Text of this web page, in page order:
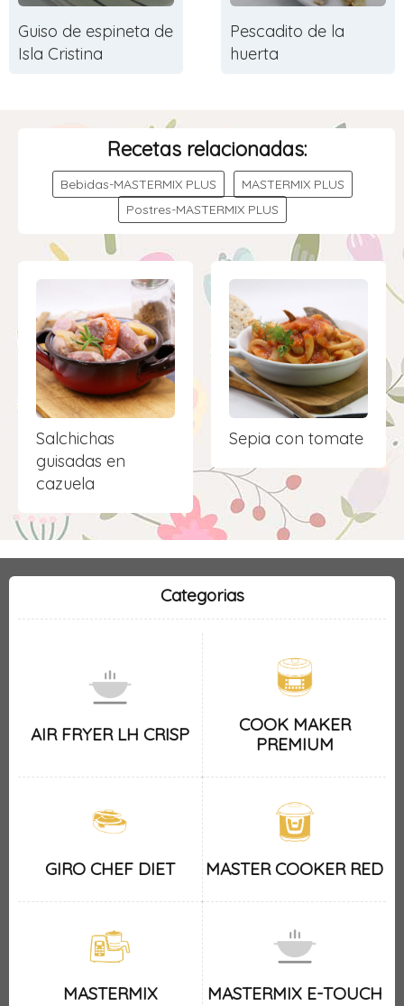
Guiso de espineta de
Isla Cristina
Pescadito de la
huerta
Recetas relacionadas:
Bebidas-MASTERMIX PLUS
MASTERMIX PLUS
Postres-MASTERMIX PLUS
Salchichas
guisadas en
cazuela
Sepia con tomate
Categorias
AIR FRYER LH CRISP
COOK MAKER
PREMIUM
GIRO CHEF DIET MASTER COOKER RED
MASTERMIX MASTERMIX E-TOUCH